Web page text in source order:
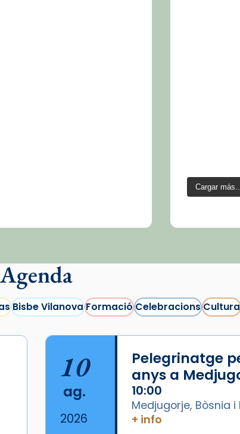
Cargar
Agenda
Bisbe VilanovaFormacióCelebracionsCultura
10
ag.
2026
Pelegrinatge
anys a
10:00
Medjugorje, Bòsnia
+ info